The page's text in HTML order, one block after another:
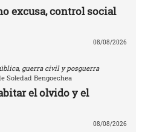
excusa, control social
08/08/2026
guerra civil y posguerra
Soledad Bengoechea
el olvido y el
08/08/2026